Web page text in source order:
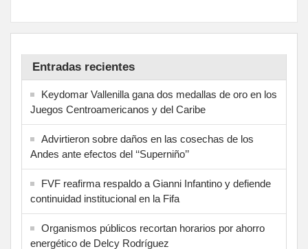
Entradas recientes
Keydomar Vallenilla gana dos medallas de oro en los
Juegos Centroamericanos y del Caribe
Advirtieron sobre daños en las cosechas de los
Andes ante efectos del ‘‘Superniño’’
FVF reafirma respaldo a Gianni Infantino y defiende
continuidad institucional en la Fifa
Organismos públicos recortan horarios por ahorro
energético de Delcy Rodríguez